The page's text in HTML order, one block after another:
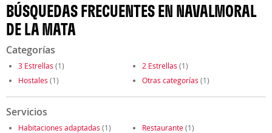
BÚSQUEDAS FRECUENTES EN NAVALMORAL
DE LA MATA
Categorías
3 Estrellas (1) 2 Estrellas (1)
Hostales (1) Otras categorías (1)
Servicios
Habitaciones adaptadas (1) Restaurante(1)